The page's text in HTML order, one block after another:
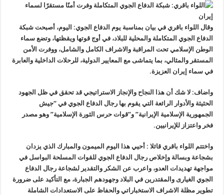
وقال اللواء باقري في بيان بمناسبة يوم الدفاع الجوي: اليوم، أصبحت شبكة
الدفاع الجوي المتكاملة والمحلية للبلاد، في أوج قوتها ويقظتها، وتضع سماء
الوطن الإسلامي تحت المراقبة والاشراف الكامل والشامل، ووفرت الأمن
المستقر والمثالي، بما يتماشى مع المعايير الدولية، للرحلات الداخلية والعابرة
في سماء إيران العزيزة.
واضاف: لا شك أن هذا النجاح والإنجاز الاستراتيجي قد تحقق في ظل الجهود
الحثيثة والأدوار الرائعة التي يقوم بها رجال الدفاع الجوي في “جيش
الجمهورية الإسلامية الإيرانية” و”قوات حرس الثورة الإسلامية” وهو مصدر
فخر واعتزاز للإيرانيين.
واختتم اللواء باقري قائلا : أحيي هذا اليوم الميمون والمبارك الذي يزدان
بشجاعة وبسالة وإخلاص رجال الدفاع الجوي للقوات المسلحة البواسل في
مواجهة تهديدات العدو، واعرب عن الشكر والتقدير لشجاعة رجال الدفاع
الجوي الغيارى والمقتدرين في البلاد وجهودهم الجبارة، مع التأكيد على ضرورة
تطوير مظلة الاشراف الاستخباراتي والحفاظ على الاستعدادات الشاملة